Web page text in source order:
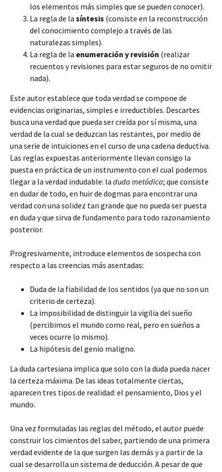
los elementos más simples que se pueden conocer).
La regla de la síntesis (consiste en la reconstrucción
del conocimiento complejo a través de las
naturalezas simples).
La regla de la enumeración y revisión (realizar
recuentos y revisiones para estar seguros de no omitir
nada).
Este autor establece que toda verdad se compone de
evidencias originarias, simples e irreductibles. Descartes
busca una verdad que pueda ser creída por sí misma, una
verdad de la cual se deduzcan las restantes, por medio de
una serie de intuiciones en el curso de una cadena deductiva.
Las reglas expuestas anteriormente llevan consigo la
puesta en práctica de un instrumento con el cual podemos
llegar a la verdad indudable: la duda metódica; que consiste
en dudar de todo, en huir de dogmas para encontrar una
verdad con una solidez tan grande que no pueda ser puesta
en duda y que sirva de fundamento para todo razonamiento
posterior.
Progresivamente, introduce elementos de sospecha con
respecto a las creencias más asentadas:
Duda de la fiabilidad de los sentidos (ya que no son un
criterio de certeza).
La imposibilidad de distinguir la vigilia del sueño
(percibimos el mundo como real, pero en sueños a
veces ocurre lo mismo).
La hipótesis del genio maligno.
La duda cartesiana implica que solo con la duda pueda nacer
la certeza máxima. De las ideas totalmente ciertas,
aparecen tres tipos de realidad: el pensamiento, Dios y el
mundo.
Una vez formuladas las reglas del método, el autor puede
construir los cimientos del saber, partiendo de una primera
verdad evidente de la que surgen las demás y a partir de la
cual se desarrolla un sistema de deducción. A pesar de que